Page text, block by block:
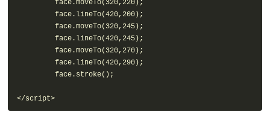
face.moveTo(320,220);
face.lineTo(420,200);
face.moveTo(320,245);
face.lineTo(420,245);
face.moveTo(320,270);
face.lineTo(420,290);
face.stroke();
</script>